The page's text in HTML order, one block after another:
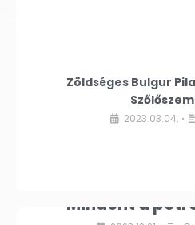
Zöldséges Bulgur
2023.03.04. •
Mindent a